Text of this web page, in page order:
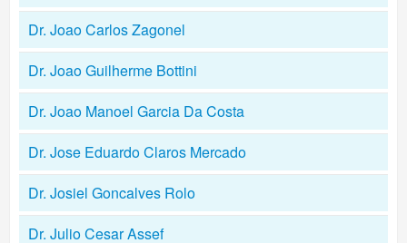
Dr. Joao Carlos Zagonel
Dr. Joao Guilherme Bottini
Dr. Joao Manoel Garcia Da Costa
Dr. Jose Eduardo Claros Mercado
Dr. Josiel Goncalves Rolo
Dr. Julio Cesar Assef